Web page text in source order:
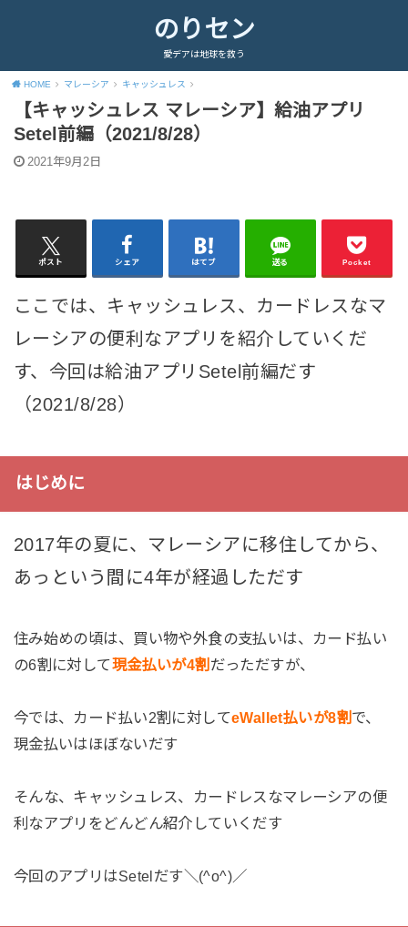
のりセン
愛デアは地球を救う
HOME マレーシア キャッシュレス
【キャッシュレス マレーシア】給油アプリ
Setel前編（2021/8/28）
2021年9月2日
ポスト シェア はてブ 送る Pocket
ここでは、キャッシュレス、カードレスなマ
レーシアの便利なアプリを紹介していくだ
す、今回は給油アプリSetel前編だす
（2021/8/28）
はじめに
2017年の夏に、マレーシアに移住してから、
あっという間に4年が経過しただす
住み始めの頃は、買い物や外食の支払いは、カード払い
の6割に対して現金払いが4割 だっただすが、
今では、カード払い2割に対してeWallet払いが8割 で、
現金払いはほぼないだす
そんな、キャッシュレス、カードレスなマレーシアの便
利なアプリをどんどん紹介していくだす
今回のアプリはSetelだす＼(^o^)／